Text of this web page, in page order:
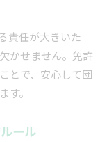
責任が大きいた
かせません。免許
とで、安心して団
。
ール